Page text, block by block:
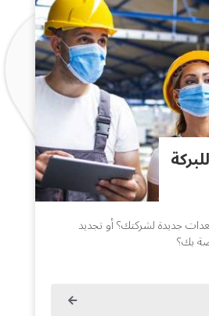
جديدة لشركتك؟ أو تجديد
بك؟